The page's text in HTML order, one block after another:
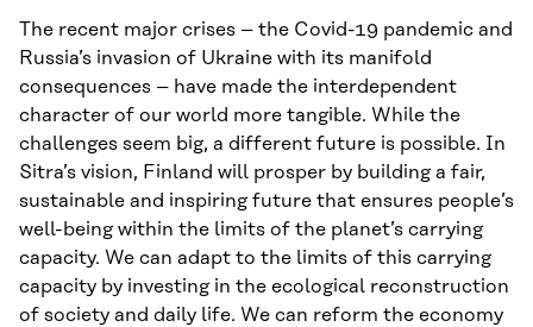
The recent major crises – the Covid-19 pandemic and
Russia’s invasion of Ukraine with its manifold
consequences – have made the interdependent
character of our world more tangible. While the
challenges seem big, a different future is possible. In
Sitra’s vision, Finland will prosper by building a fair,
sustainable and inspiring future that ensures people’s
well-being within the limits of the planet’s carrying
capacity. We can adapt to the limits of this carrying
capacity by investing in the ecological reconstruction
of society and daily life. We can reform the economy